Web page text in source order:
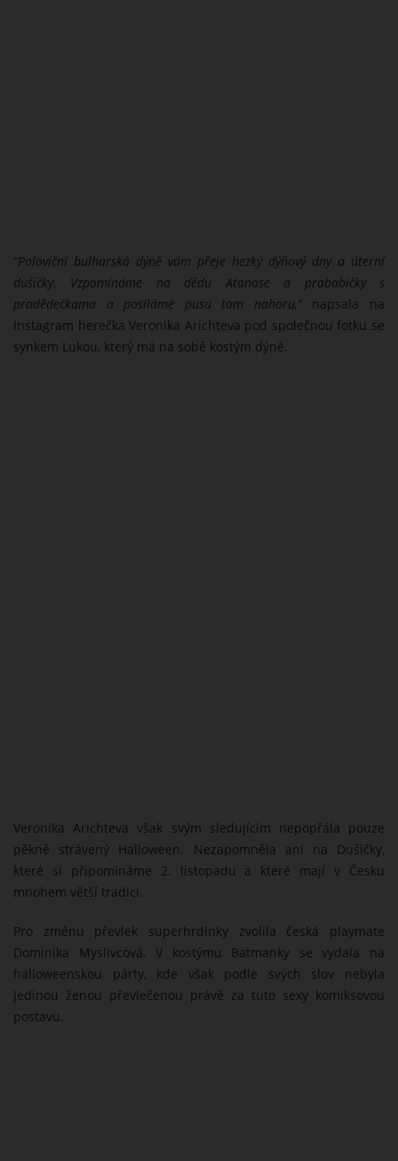
“Poloviční bulharská dýně vám přeje hezký dýňový dny a úterní
dušičky. Vzpomínáme na dědu Atanase a prababičky s
pradědečkama a posíláme pusu tam nahoru,” napsala na
Instagram herečka Veronika Arichteva pod společnou fotku se
synkem Lukou, který má na sobě kostým dýně.
Veronika Arichteva však svým sledujícím nepopřála pouze
pěkně strávený Halloween. Nezapomněla ani na Dušičky,
které si připomínáme 2. listopadu a které mají v Česku
mnohem větší tradici.
Pro změnu převlek superhrdinky zvolila česká playmate
Dominika Myslivcová. V kostýmu Batmanky se vydala na
halloweenskou párty, kde však podle svých slov nebyla
jedinou ženou převlečenou právě za tuto sexy komiksovou
postavu.